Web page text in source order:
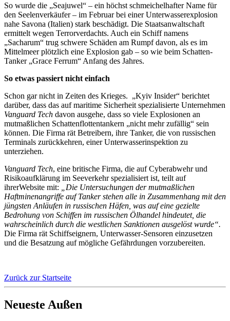
So wurde die „Seajuwel“ – ein höchst schmeichelhafter Name für
den Seelenverkäufer – im Februar bei einer Unterwasserexplosion
nahe Savona (Italien) stark beschädigt. Die Staatsanwaltschaft
ermittelt wegen Terrorverdachts. Auch ein Schiff namens
„Sacharum“ trug schwere Schäden am Rumpf davon, als es im
Mittelmeer plötzlich eine Explosion gab – so wie beim Schatten-
Tanker „Grace Ferrum“ Anfang des Jahres.
So etwas passiert nicht einfach
Schon gar nicht in Zeiten des Krieges. „Kyiv Insider“ berichtet
darüber, dass das auf maritime Sicherheit spezialisierte Unternehmen
Vanguard Tech davon ausgehe, dass so viele Explosionen an
mutmaßlichen Schattenflottentankern „nicht mehr zufällig“ sein
können. Die Firma rät Betreibern, ihre Tanker, die von russischen
Terminals zurückkehren, einer Unterwasserinspektion zu
unterziehen.
Vanguard Tech, eine britische Firma, die auf Cyberabwehr und
Risikoaufklärung im Seeverkehr spezialisiert ist, teilt auf
ihrerWebsite mit:
„Die Untersuchungen der mutmaßlichen
Haftminenangriffe auf Tanker stehen alle in Zusammenhang mit den
jüngsten Anläufen in russischen Häfen, was auf eine gezielte
Bedrohung von Schiffen im russischen Ölhandel hindeutet, die
wahrscheinlich durch die westlichen Sanktionen ausgelöst wurde“.
Die Firma rät Schiffseignern, Unterwasser-Sensoren einzusetzen
und die Besatzung auf mögliche Gefährdungen vorzubereiten.
Zurück zur Startseite
Neueste Außen